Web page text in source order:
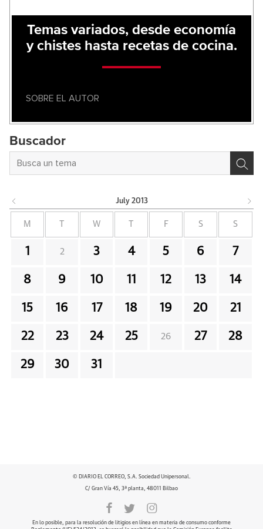
Temas variados, desde economía
y chistes hasta recetas de cocina.
SOBRE EL AUTOR
Buscador
July 2013
M W F S S
1 2 3 4 5 6 7
8 9 10 11 12 13 14
15 16 17 18 19 20 21
22 23 24 25 26 27 28
29 30 31
© DIARIO EL CORREO, S.A. Sociedad Unipersonal.
C/ Gran Vía 45, 3ª planta, 48011 Bilbao
En lo posible, para la resolución de litigios en línea en materia de consumo conforme